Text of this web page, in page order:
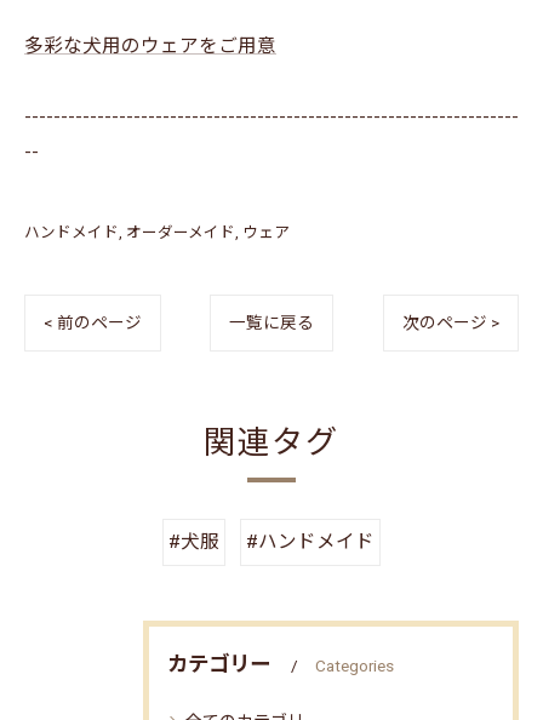
多彩な犬用のウェアをご用意
--------------------------------------------------------------------
--
ハンドメイド オーダーメイド ウェア
< 前のページ 一覧に戻る 次のページ >
関連タグ
#犬服 #ハンドメイド
カテゴリー Categories